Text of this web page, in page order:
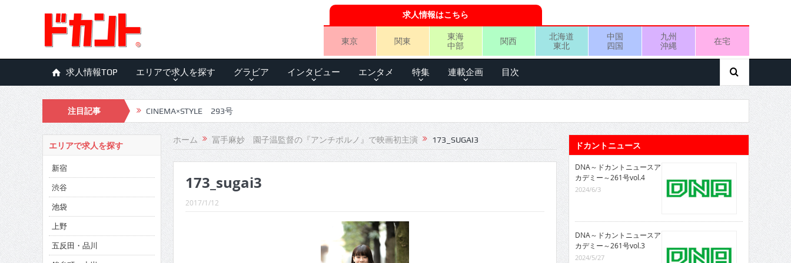
求人情報はこちら
東京 関東
東海
中部
関西
北海道
東北
中国
四国
九州
沖縄
在宅
求人情報TOP エリアで求人を探す グラビア インタビュー エンタメ 特集 連載企画 目次
注目記事 CINEMA×STYLE 293号
CINEMA×STYLE 292号
CINEMA×STYLE 291号
CINEMA×STYLE 290号
CINEMA×STYLE 289号
CINEMA×STYLE 288号
ホーム 冨手麻妙 園子温監督の『アンチポルノ』で映画初主演 173_SUGAI3
173_sugai3
2017/1/12
エリアで求人を探す
新宿
渋谷
池袋
上野
五反田・品川
ドカントニュース
DNA～ドカントニュースア
カデミー～261号vol.4
2024/6/3
DNA～ドカントニュースア
カデミー～261号vol.3
2024/5/27